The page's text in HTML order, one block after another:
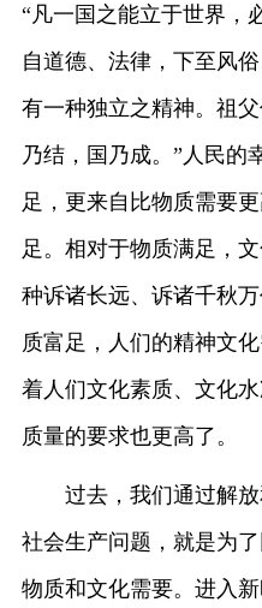
“凡一国之能立于世界，
自道德、法律，下至风
有一种独立之精神。祖
乃结，国乃成。”人民的
足，更来自比物质需要
足。相对于物质满足，
种诉诸长远、诉诸千秋
质富足，人们的精神文
着人们文化素质、文化
质量的要求也更高了。
过去，我们通过解放
社会生产问题，就是为
物质和文化需要。进入